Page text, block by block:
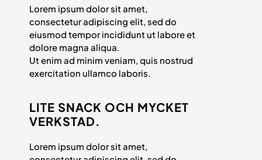
Lorem ipsum dolor sit amet,
consectetur adipiscing elit, sed do
eiusmod tempor incididunt ut labore et
dolore magna aliqua.
Ut enim ad minim veniam, quis nostrud
exercitation ullamco laboris.
LITE SNACK OCH MYCKET
VERKSTAD.
Lorem ipsum dolor sit amet,